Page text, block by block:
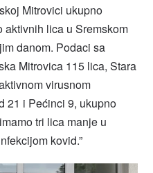
Mitrovici ukupno
lica u Sremskom
danom. Podaci sa
Mitrovica 115 lica, Stara
virusnom
21 i Pećinci 9, ukupno
tri lica manje u
kovid.”